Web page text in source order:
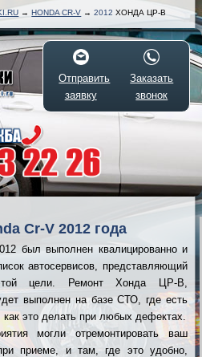
→HONDA CR-V →2012 ХОНДА ЦР-В
Отправить
заявку
Заказать
звонок
Cr-V 2012 года
был выполнен квалицированно и
автосервисов, представляющий
цели. Ремонт Хонда ЦР-В,
выполнен на базе СТО, где есть
это делать при любых дефектах.
могли отремонтировать ваш
приеме, и там, где это удобно,